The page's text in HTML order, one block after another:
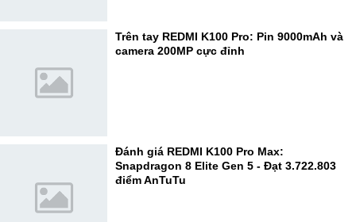
Trên tay REDMI K100 Pro: Pin 9000mAh và
camera 200MP cực đỉnh
Đánh giá REDMI K100 Pro Max:
Snapdragon 8 Elite Gen 5 - Đạt 3.722.803
điểm AnTuTu